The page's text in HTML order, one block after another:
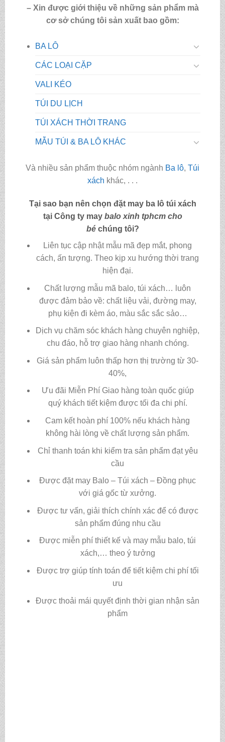
– Xin được giới thiệu về những sản phẩm mà
cơ sở chúng tôi sản xuất bao gồm:
BA LÔ
CÁC LOẠI CẶP
VALI KÉO
TÚI DU LỊCH
TÚI XÁCH THỜI TRANG
MẪU TÚI & BA LÔ KHÁC
Và nhiều sản phẩm thuộc nhóm ngành Ba lô, Túi
xách khác, . . .
Tại sao bạn nên chọn đặt may ba lô túi xách
tại Công ty may balo xinh tphcm cho
bé chúng tôi?
Liên tục cập nhật mẫu mã đẹp mắt, phong
cách, ấn tượng. Theo kịp xu hướng thời trang
hiện đại.
Chất lượng mẫu mã balo, túi xách…
luôn
được đảm bảo về: chất liệu vải, đường may,
phụ kiện đi kèm áo, màu sắc sắc sảo…
Dịch vụ chăm sóc khách hàng chuyên nghiệp,
chu đáo, hỗ trợ giao hàng nhanh chóng.
Giá sản phẩm luôn thấp hơn thị trường từ 30-
40%,
Ưu đãi Miễn Phí Giao hàng toàn quốc giúp
quý khách tiết kiệm được tối đa chi phí.
Cam kết hoàn phí 100% nếu khách hàng
không hài lòng về chất lượng sản phẩm.
Chỉ thanh toán khi kiểm tra sản phẩm đạt yêu
cầu
Được đặt may Balo – Túi xách – Đồng phục
với giá gốc từ xưởng.
Được tư vấn, giải thích chính xác để có được
sản phẩm đúng nhu cầu
Được miễn phí thiết kế và may mẫu balo, túi
xách,… theo ý tưởng
Được trợ giúp tính toán để tiết kiệm chi phí tối
ưu
Được thoải mái quyết định thời gian nhận sản
phẩm